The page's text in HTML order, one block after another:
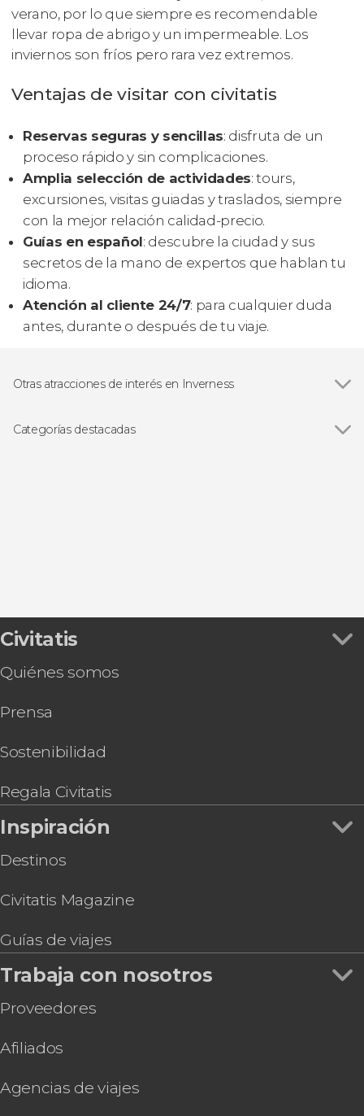
verano, por lo que siempre es recomendable
llevar ropa de abrigo y un impermeable. Los
inviernos son fríos pero rara vez extremos.
Ventajas de visitar con civitatis
Reservas seguras y sencillas: disfruta de un
proceso rápido y sin complicaciones.
Amplia selección de actividades: tours,
excursiones, visitas guiadas y traslados, siempre
con la mejor relación calidad-precio.
Guías en español: descubre la ciudad y sus
secretos de la mano de expertos que hablan tu
idioma.
Atención al cliente 24/7: para cualquier duda
antes, durante o después de tu viaje.
Otras atracciones de interés en Inverness
Categorías destacadas
Civitatis
Quiénes somos
Prensa
Sostenibilidad
Regala Civitatis
Inspiración
Destinos
Civitatis Magazine
Guías de viajes
Trabaja con nosotros
Proveedores
Afiliados
Agencias de viajes